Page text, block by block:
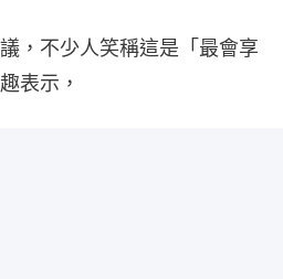
，不少人笑稱這是「最會享
表示，